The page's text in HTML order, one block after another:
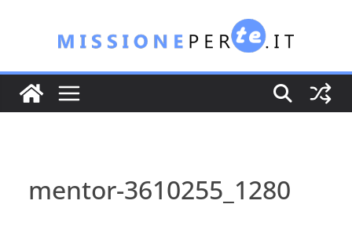
contenuto
mentor-3610255_1280